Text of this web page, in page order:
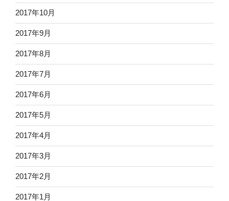
2017年10月
2017年9月
2017年8月
2017年7月
2017年6月
2017年5月
2017年4月
2017年3月
2017年2月
2017年1月